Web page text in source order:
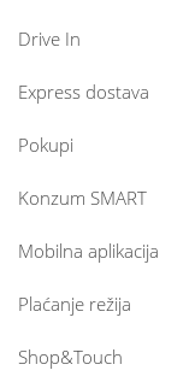
Drive In
Express dostava
Pokupi
Konzum SMART
Mobilna aplikacija
Plaćanje režija
Shop&Touch